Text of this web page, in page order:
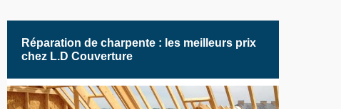
Réparation de charpente : les meilleurs prix
chez L.D Couverture